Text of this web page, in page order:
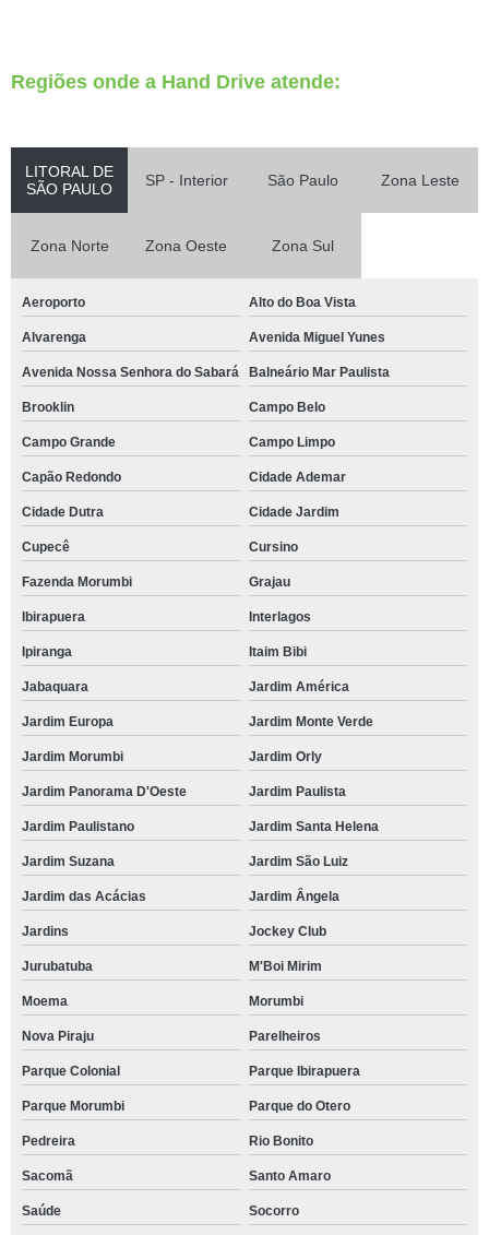
Regiões onde a Hand Drive atende:
LITORAL DE
SÃO PAULO
SP - Interior São Paulo Zona Leste
Zona Norte Zona Oeste Zona Sul
Aeroporto Alto do Boa Vista
Alvarenga Avenida Miguel Yunes
Avenida Nossa Senhora do Sabará Balneário Mar Paulista
Brooklin Campo Belo
Campo Grande Campo Limpo
Capão Redondo Cidade Ademar
Cidade Dutra Cidade Jardim
Cupecê Cursino
Fazenda Morumbi Grajau
Ibirapuera Interlagos
Ipiranga Itaim Bibi
Jabaquara Jardim América
Jardim Europa Jardim Monte Verde
Jardim Morumbi Jardim Orly
Jardim Panorama D'Oeste Jardim Paulista
Jardim Paulistano Jardim Santa Helena
Jardim Suzana Jardim São Luiz
Jardim das Acácias Jardim Ângela
Jardins Jockey Club
Jurubatuba M'Boi Mirim
Moema Morumbi
Nova Piraju Parelheiros
Parque Colonial Parque Ibirapuera
Parque Morumbi Parque do Otero
Pedreira Rio Bonito
Sacomã Santo Amaro
Saúde Socorro